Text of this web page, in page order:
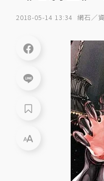
2018-05-14 13:34 網石／